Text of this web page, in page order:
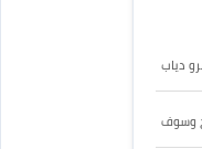
دياب
وسوف